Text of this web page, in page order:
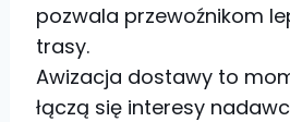
pozwala przewoźnikom
trasy.
Awizacja dostawy to
łączą się interesy